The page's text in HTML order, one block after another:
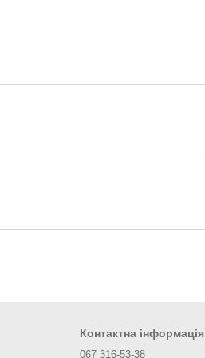
Контактна інформація
067 316-53-38